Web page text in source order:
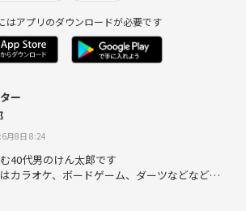
はアプリのダウンロードが必要です
ー
月8日 8:24
40代男のけん太郎です
カラオケ、ボードゲーム、ダーツなどなど
ケサークル